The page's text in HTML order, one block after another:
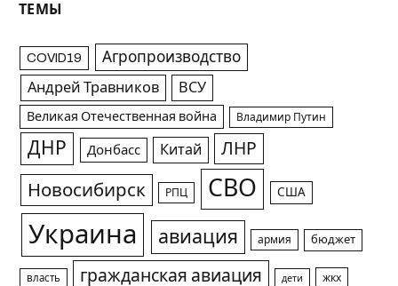
ТЕМЫ
COVID19 Агропроизводство
Андрей Травников ВСУ
Великая Отечественная война Владимир Путин
ДНР Донбасс Китай ЛНР
Новосибирск РПЦ СВО США
Украина авиация армия бюджет
власть гражданская авиация дети жкх